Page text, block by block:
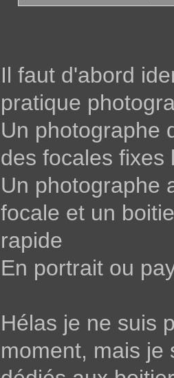
Il faut d'abord
pratique
Un photographe
des focales fixes
Un photographe
focale et un
rapide
En portrait ou
Hélas je ne suis
moment, mais je